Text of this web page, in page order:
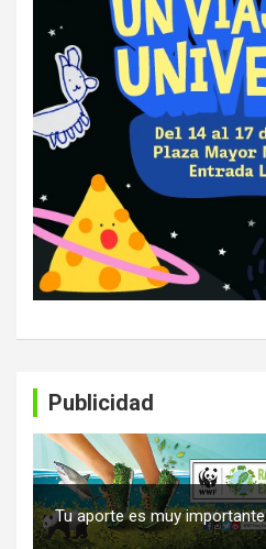
Publicidad
Tu aporte es muy importante